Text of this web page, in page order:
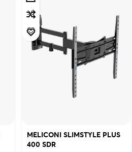
MELICONI SLIMSTYLE PLUS
400 SDR